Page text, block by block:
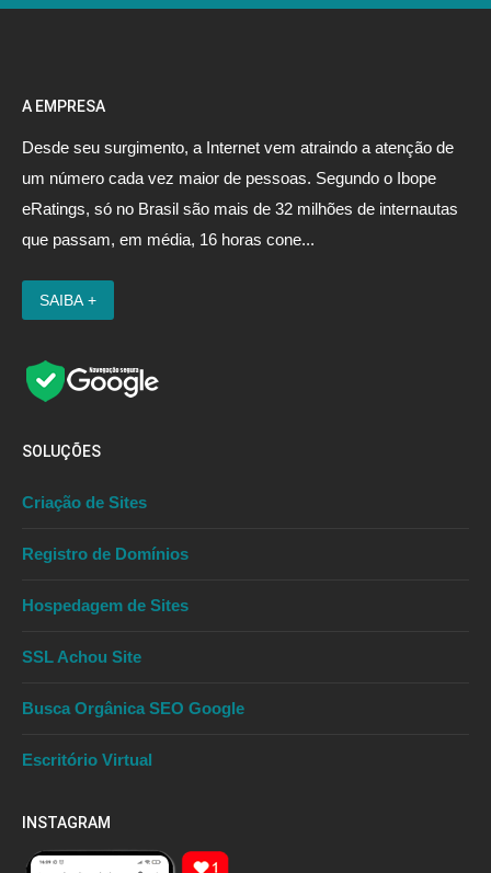
A EMPRESA
Desde seu surgimento, a Internet vem atraindo a atenção de
um número cada vez maior de pessoas. Segundo o Ibope
eRatings, só no Brasil são mais de 32 milhões de internautas
que passam, em média, 16 horas cone...
SOLUÇÕES
Criação de Sites
Registro de Domínios
Hospedagem de Sites
SSL Achou Site
Busca Orgânica SEO Google
Escritório Virtual
INSTAGRAM